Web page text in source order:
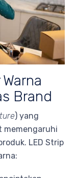
Brand
) yang
memengaruhi
LED Strip